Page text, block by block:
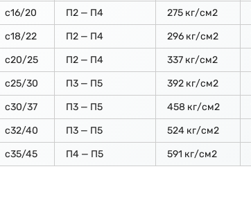
с16/20 П2 — П4 275 кг/см2
с18/22 П2 — П4 296 кг/см2
с20/25 П2 — П4 337 кг/см2
с25/30 П3 — П5 392 кг/см2
с30/37 П3 — П5 458 кг/см2
с32/40 П3 — П5 524 кг/см2
с35/45 П4 — П5 591 кг/см2